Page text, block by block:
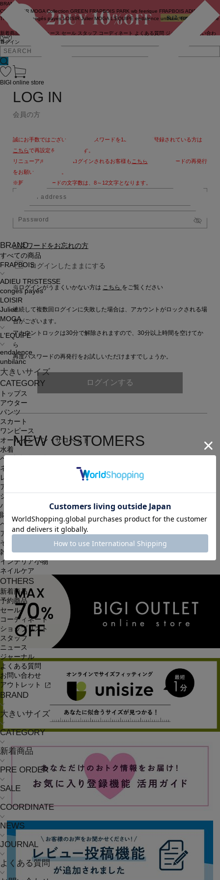
ログイン
BRAND
COUTURIER MOGA Collection GREEN FRAPBOIS PARK wb feerique FRAPBOIS ADIEU
TRISTESSE
congés payés LOISIR Julier MOGA L'EQUIPE endalence unbilanc BIGI online store
新着商品 ニュース セール スタッフ コーディネート よくある質問 ジャーナル
お問い合わ
せ
BRAND
すべての商品
FRAPBOIS
ADIEU TRISTESSE
congés payés
LOISIR
Julier
MOGA
L'EQUIPE
endalence
unbilanc
大きいサイズ
CATEGORY
トップス
アウター
パンツ
スカート
ワンピース
オールインワン・サロペット
水着
ヘッドウェア
ネックウェア
レッグウェア
アンダーウェア
シューズ
バッグ
財布
ベルト
アクセサリ
その他
雑貨小物
インテリア小物
ネイルケア
OTHERS
新着商品
予約商品
セール
コーディネート
ショップリスト
スタッフ
ニュース
ジャーナル
よくある質問
お問い合わせ
アウトレット
BRAND
大きいサイズ
CATEGORY
新着商品
PRE ORDER
SALE
COORDINATE
NEWS
JOURNAL
よくある質問
BIGI online store
LOG IN
会員の方
誠にお手数ではございますが、パスワードを13文字以上で登録されている方は
こちらで再設定をお願いします。
リニューアル後、初めてログインされるお客様も こちら
よりパスワードの再発行
をお願いいたします。
※新しいパスワードの文字数は、8～12文字となります。
パスワードをお忘れの方
ログインしたままにする
※ログインがうまくいかない方は こちら をご覧ください
連続して複数回ログインに失敗した場合は、アカウントがロックされる場
合がございます。
アカウントロックは30分で解除されますので、30分以上時間を空けてか
ら
再度パスワードの再発行をお試しいただけますでしょうか。
ログインする
NEW CUSTOMERS
会員限定のお得な最新情報もございます。
会員登録する